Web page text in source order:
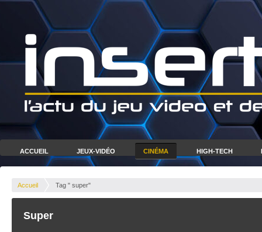
ACCUEIL JEUX-VIDÉO CINÉMA HIGH-TECH
Accueil Tag " super"
Super